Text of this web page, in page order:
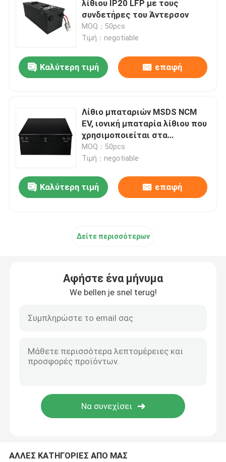
μπαταρία λίθιου 18650
λίθιου IP20 LFP με τους
συνδετήρες του Άντερσον
MOQ：50pcs
Τιμή：negotiable
Καλύτερη τιμή επαφή
Λίθιο μπαταριών MSDS NCM
EV, ιονική μπαταρία λίθιου που
χρησιμοποιείται στα
ηλεκτρικά οχήματα
MOQ：50pcs
Τιμή：negotiable
Καλύτερη τιμή επαφή
Δείτε περισσότερων
Αφήστε ένα μήνυμα
We bellen je snel terug!
ΑΛΛΕΣ ΚΑΤΗΓΟΡΙΕΣ ΑΠΟ ΜΑΣ